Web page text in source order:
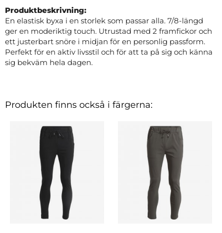
Produktbeskrivning:
En elastisk byxa i en storlek som passar alla. 7/8-längd
ger en moderiktig touch. Utrustad med 2 framfickor och
ett justerbart snöre i midjan för en personlig passform.
Perfekt för en aktiv livsstil och för att ta på sig och känna
sig bekväm hela dagen.
Produkten finns också i färgerna: